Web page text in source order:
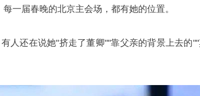
一届春晚的北京主会场，都有她的位置。
人还在说她"挤走了董卿""靠父亲的背景上去的